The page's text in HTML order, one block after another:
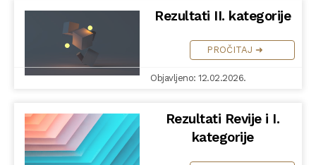
Rezultati II. kategorije
PROČITAJ ➜
Objavljeno: 12.02.2026.
Rezultati Revije i I.
kategorije